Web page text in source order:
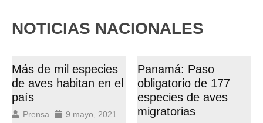
NOTICIAS NACIONALES
Más de mil especies
de aves habitan en el
país
Prensa 9 mayo, 2021
Panamá: Paso
obligatorio de 177
especies de aves
migratorias